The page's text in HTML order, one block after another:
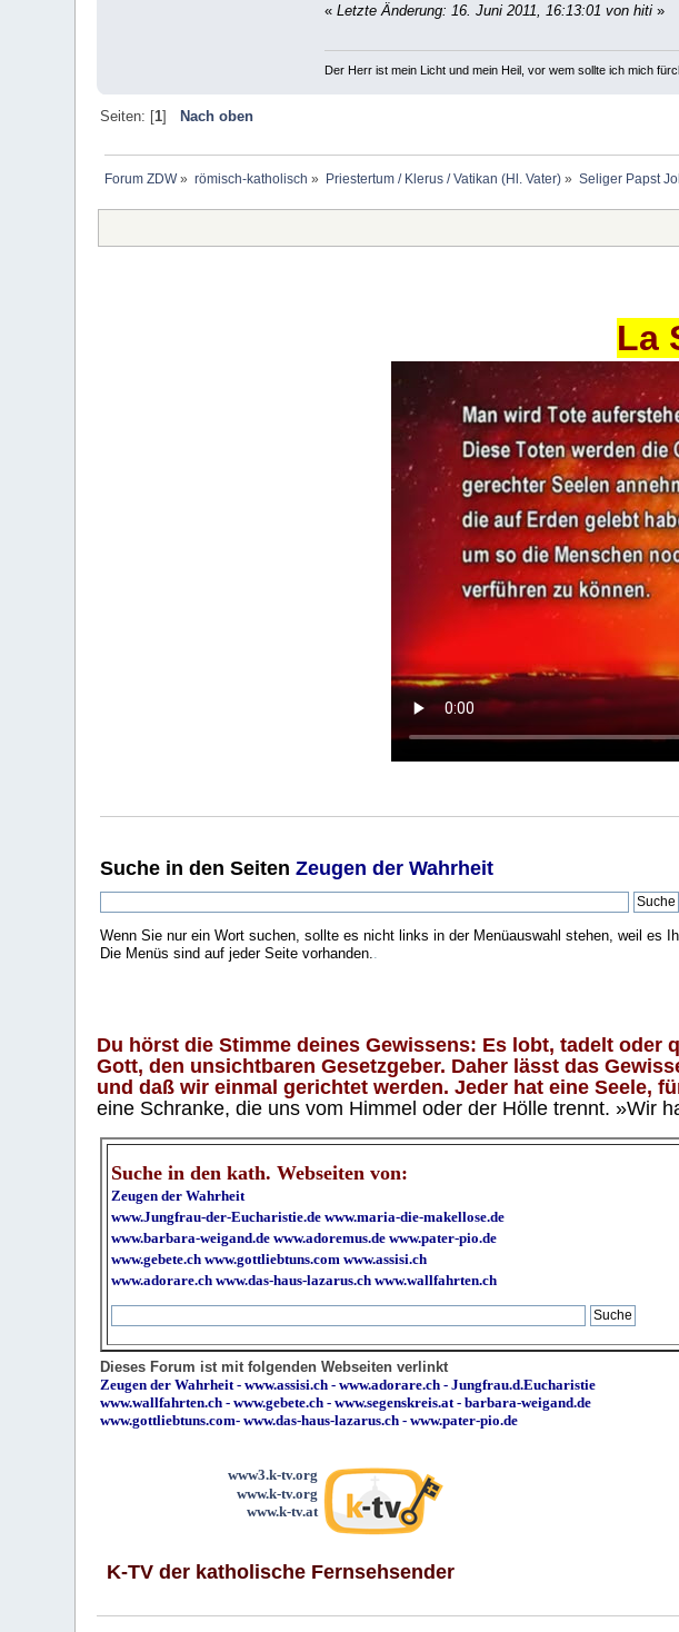
« Letzte Änderung: 16. Juni 2011, 16:13:01 von hiti »
Der Herr ist mein Licht und mein Heil, vor wem sollte ich mich
Seiten: [1] Nach oben
Forum ZDW» römisch-katholisch » Priestertum / Klerus / Vatikan (Hl. Vater)» Seliger Papst
La
Suche in den SeitenZeugen der Wahrheit
Wenn Sie nur ein Wort suchen, sollte es nicht links in der Menüauswahl stehen, weil es
Die Menüs sind auf jeder Seite vorhanden.
Du hörst die Stimme deines Gewissens: Es lobt, tadelt
Gott, den unsichtbaren Gesetzgeber. Daher lässt das
und daß wir einmal gerichtet werden. Jeder hat eine Seele,
eine Schranke, die uns vom Himmel oder der Hölle trennt. »Wir
Suche in den kath. Webseiten von:
Zeugen der Wahrheit
www.Jungfrau-der-Eucharistie.de www.maria-die-makellose.de
www.barbara-weigand.de www.adoremus.de www.pater-pio.de
www.gebete.ch www.gottliebtuns.com www.assisi.ch
www.adorare.ch www.das-haus-lazarus.ch www.wallfahrten.ch
Dieses Forum ist mit folgenden Webseiten verlinkt
Zeugen der Wahrheit -www.assisi.ch -www.adorare.ch -Jungfrau.d.Eucharistie
www.wallfahrten.ch -www.gebete.ch -www.segenskreis.at -barbara-weigand.de
www.gottliebtuns.com-www.das-haus-lazarus.ch - www.pater-pio.de
www3.k-tv.org
www.k-tv.org
www.k-tv.at
K-TV der katholische Fernsehsender